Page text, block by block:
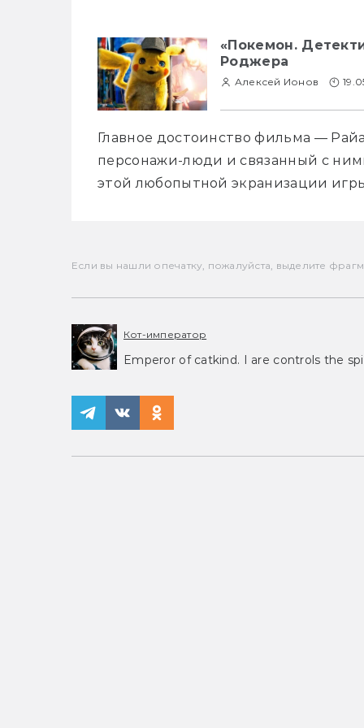
«Покемон.
Роджера
Алексей Ионов
Главное достоинство фильма —
персонажи-люди и связанный с
этой любопытной экранизации
Если вы нашли опечатку, пожалуйста, выделите
Кот-император
Emperor of catkind. I are controls the